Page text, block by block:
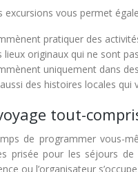
excursions vous permet
pratiquer des
lieux originaux qui ne sont
uniquement dans
des histoires locales qui
tout-
de programmer vous-
prisée pour les séjours
ou l’organisateur